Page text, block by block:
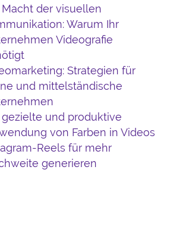
Macht der visuellen
Warum Ihr
Videografie
Strategien für
und mittelständische
gezielte und produktive
von Farben in Videos
Reels für mehr
generieren